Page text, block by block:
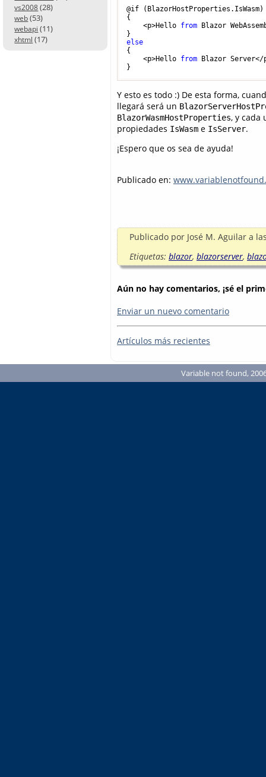
vs2008 (28)
web (53)
webapi (11)
xhtml (17)
@if (BlazorHostProperties.IsWasm)
{
    <p>Hello
from Blazor
else
{
    <p>Hello
from Blazor Server</
Y esto es todo :) De esta forma,
llegará será un
BlazorWasmHostProperties, y cada
propiedades IsWasm e IsServer.
¡Espero que os sea de ayuda!
Publicado en:
Publicado por José M. Aguilar a
Etiquetas: blazor, blazorserver,
Aún no hay comentarios, ¡sé el
Enviar un nuevo comentario
Artículos más recientes
Variable not found,